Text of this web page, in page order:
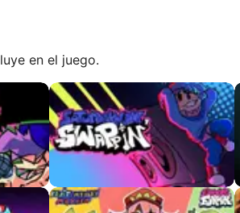
en el juego.
Saturday Night Swappin’